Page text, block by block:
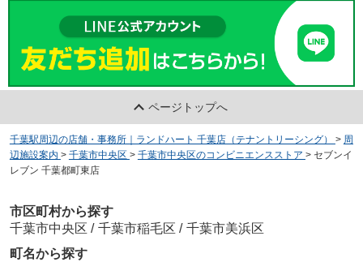
ページトップへ
千葉駅周辺の店舗・事務所｜ランドハート 千葉店（テナントリーシング） > 周
辺施設案内 > 千葉市中央区 > 千葉市中央区のコンビニエンスストア > セブンイ
レブン 千葉都町東店
市区町村から探す
千葉市中央区 / 千葉市稲毛区 / 千葉市美浜区
町名から探す